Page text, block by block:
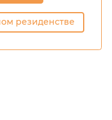
резиденстве